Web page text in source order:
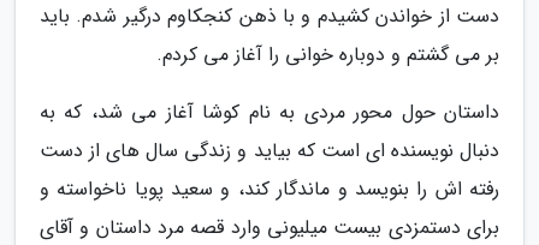
دست از خواندن کشیدم و با ذهن کنجکاوم درگیر شدم. باید
بر می گشتم و دوباره خوانی را آغاز می کردم.
داستان حول محور مردی به نام کوشا آغاز می شد، که به
دنبال نویسنده ای است که بیاید و زندگی سال های از دست
رفته اش را بنویسد و ماندگار کند، و سعید پویا ناخواسته و
برای دستمزدی بیست میلیونی وارد قصه مرد داستان و آقای